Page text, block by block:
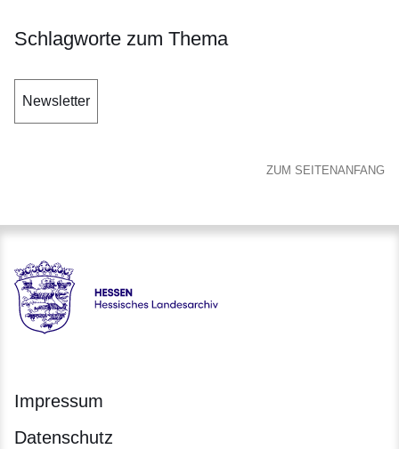
Schlagworte zum Thema
Newsletter
ZUM SEITENANFANG
Hessen - Hessisches Landesarchiv
Impressum
Datenschutz